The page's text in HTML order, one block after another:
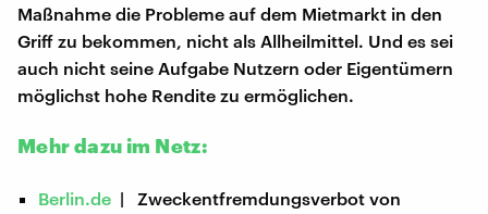
Maßnahme die Probleme auf dem Mietmarkt in den
Griff zu bekommen, nicht als Allheilmittel. Und es sei
auch nicht seine Aufgabe Nutzern oder Eigentümern
möglichst hohe Rendite zu ermöglichen.
Mehr dazu im Netz:
Berlin.de | Zweckentfremdungsverbot von